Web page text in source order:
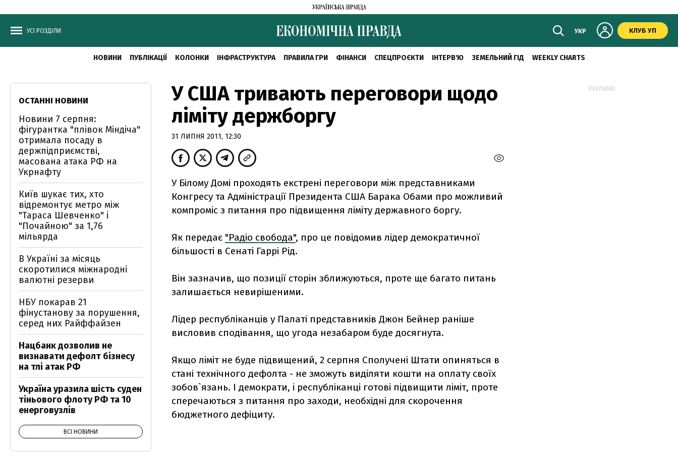
УСІ РОЗДІЛИ УКР КЛУБ УП
НОВИНИ ПУБЛІКАЦІЇ КОЛОНКИ ІНФРАСТРУКТУРА ПРАВИЛА ГРИ ФІНАНСИ СПЕЦПРОЄКТИ ІНТЕРВ'Ю ЗЕМЕЛЬНИЙ ГІД WEEKLY CHARTS
У США тривають переговори щодо
ліміту держборгу
31 ЛИПНЯ 2011, 12:30
У Білому Домі проходять екстрені переговори між представниками
Конгресу та Адміністрації Президента США Барака Обами про можливий
компроміс з питання про підвищення ліміту державного боргу.
Як передає "Радіо свобода", про це повідомив лідер демократичної
більшості в Сенаті Гаррі Рід.
Він зазначив, що позиції сторін зближуються, проте ще багато питань
залишається невирішеними.
Лідер республіканців у Палаті представників Джон Бейнер раніше
висловив сподівання, що угода незабаром буде досягнута.
Якщо ліміт не буде підвищений, 2 серпня Сполучені Штати опиняться в
стані технічного дефолта - не зможуть виділяти кошти на оплату своїх
зобов`язань. І демократи, і республіканці готові підвищити ліміт, проте
сперечаються з питання про заходи, необхідні для скорочення
бюджетного дефіциту.
ОСТАННІ НОВИНИ
Новини 7 серпня:
фігурантка "плівок Міндіча"
отримала посаду в
держпідприємстві,
масована атака РФ на
Укрнафту
Київ шукає тих, хто
відремонтує метро між
"Тараса Шевченко" і
"Почайною" за 1,76
мільярда
В Україні за місяць
скоротилися міжнародні
валютні резерви
НБУ покарав 21
фінустанову за порушення,
серед них Райффайзен
Нацбанк дозволив не
визнавати дефолт бізнесу
на тлі атак РФ
Україна уразила шість суден
тіньового флоту РФ та 10
енерговузлів
ВСІ НОВИНИ
РЕКЛАМА: